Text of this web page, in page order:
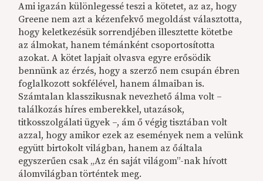
Ami igazán különlegessé teszi a kötetet, az az, hogy
Greene nem azt a kézenfekvő megoldást választotta,
hogy keletkezésük sorrendjében illesztette kötetbe
az álmokat, hanem témánként csoportosította
azokat. A kötet lapjait olvasva egyre erősödik
bennünk az érzés, hogy a szerző nem csupán ébren
foglalkozott sokfélével, hanem álmaiban is.
Számtalan klasszikusnak nevezhető álma volt –
találkozás híres emberekkel, utazások,
titkosszolgálati ügyek –, ám ő végig tisztában volt
azzal, hogy amikor ezek az események nem a velünk
együtt birtokolt világban, hanem az őáltala
egyszerűen csak „Az én saját világom”-nak hívott
álomvilágban történtek meg.